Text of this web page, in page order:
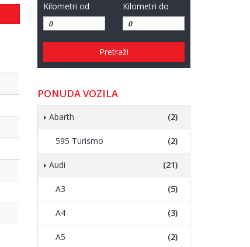
Kilometri od Kilometri do
Pretraži
PONUDA VOZILA
Abarth (2)
595 Turismo (2)
Audi (21)
A3 (5)
A4 (3)
A5 (2)